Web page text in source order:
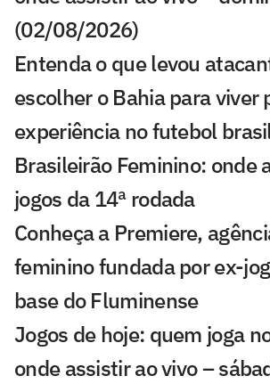
(02/08/2026)
Entenda o que levou
escolher o Bahia para viver
experiência no futebol
Brasileirão Feminino: onde
jogos da 14ª rodada
Conheça a Premiere,
feminino fundada por ex-
base do Fluminense
Jogos de hoje: quem joga
onde assistir ao vivo –